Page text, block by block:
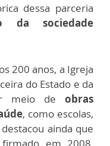
dessa parceria
da sociedade
200 anos, a Igreja
do Estado e da
meio de obras
, como escolas,
ainda que